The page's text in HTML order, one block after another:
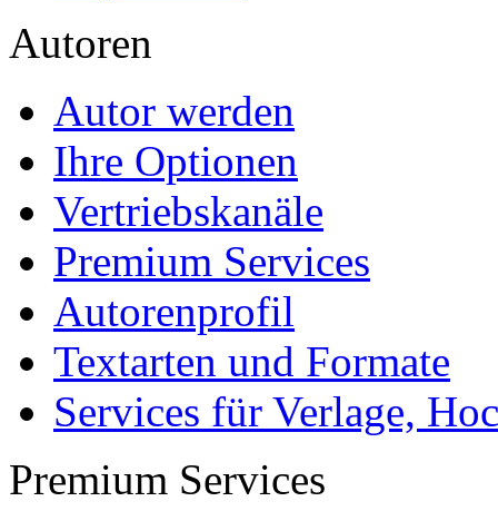
Autoren
Autor werden
Ihre Optionen
Vertriebskanäle
Premium Services
Autorenprofil
Textarten und Formate
Services für Verlage,
Premium Services